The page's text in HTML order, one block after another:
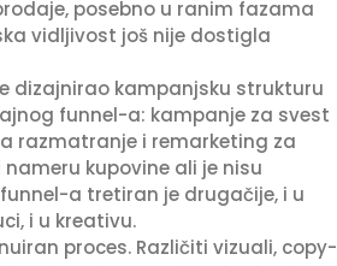
posebno u ranim fazama
vidljivost još nije dostigla
dizajnirao kampanjsku strukturu
funnel-a: kampanje za svest
razmatranje i remarketing za
kupovine ali je nisu
a tretiran je drugačije, i u
i u kreativu.
proces. Različiti vizuali, copy-